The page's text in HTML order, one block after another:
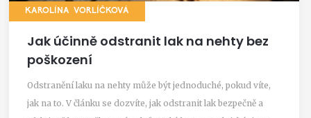
KAROLÍNA VORLÍČKOVÁ
Jak účinně odstranit lak na nehty bez
poškození
Odstranění laku na nehty může být jednoduché, pokud víte,
jak na to. V článku se dozvíte, jak odstranit lak bezpečně a